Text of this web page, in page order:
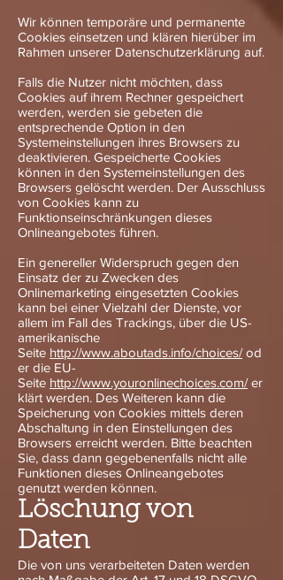
Wir können temporäre und permanente
Cookies einsetzen und klären hierüber im
Rahmen unserer Datenschutzerklärung auf.
Falls die Nutzer nicht möchten, dass
Cookies auf ihrem Rechner gespeichert
werden, werden sie gebeten die
entsprechende Option in den
Systemeinstellungen ihres Browsers zu
deaktivieren. Gespeicherte Cookies
können in den Systemeinstellungen des
Browsers gelöscht werden. Der Ausschluss
von Cookies kann zu
Funktionseinschränkungen dieses
Onlineangebotes führen.
Ein genereller Widerspruch gegen den
Einsatz der zu Zwecken des
Onlinemarketing eingesetzten Cookies
kann bei einer Vielzahl der Dienste, vor
allem im Fall des Trackings, über die US-
amerikanische
Seite http://www.aboutads.info/choices/od
er die EU-
Seite http://www.youronlinechoices.com/er
klärt werden. Des Weiteren kann die
Speicherung von Cookies mittels deren
Abschaltung in den Einstellungen des
Browsers erreicht werden. Bitte beachten
Sie, dass dann gegebenenfalls nicht alle
Funktionen dieses Onlineangebotes
genutzt werden können.
Löschung von
Daten
Die von uns verarbeiteten Daten werden